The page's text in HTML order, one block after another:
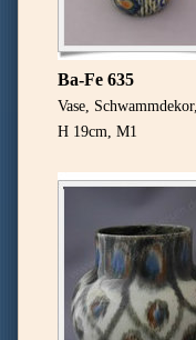
Ba-Fe 635
Vase, Schwammdekor,
H 19cm, M1